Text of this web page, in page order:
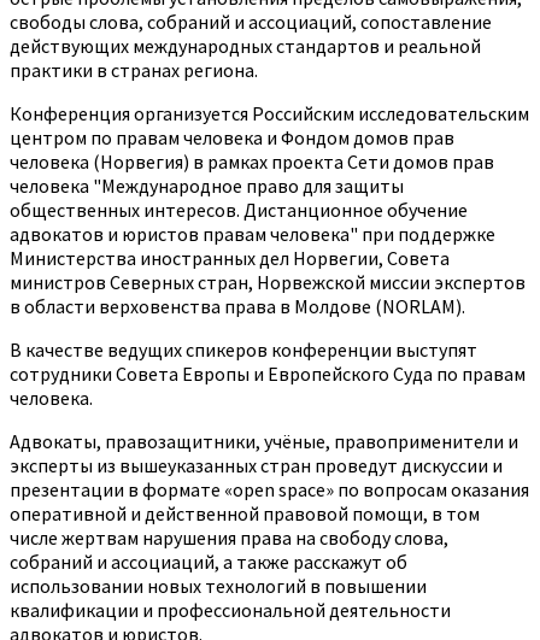
свободы слова, собраний и ассоциаций, сопоставление
действующих международных стандартов и реальной
практики в странах региона.
Конференция организуется Российским исследовательским
центром по правам человека и Фондом домов прав
человека (Норвегия) в рамках проекта Сети домов прав
человека "Международное право для защиты
общественных интересов. Дистанционное обучение
адвокатов и юристов правам человека" при поддержке
Министерства иностранных дел Норвегии, Совета
министров Северных стран, Норвежской миссии экспертов
в области верховенства права в Молдове (NORLAM).
В качестве ведущих спикеров конференции выступят
сотрудники Совета Европы и Европейского Суда по правам
человека.
Адвокаты, правозащитники, учёные, правоприменители и
эксперты из вышеуказанных стран проведут дискуссии и
презентации в формате «open space» по вопросам оказания
оперативной и действенной правовой помощи, в том
числе жертвам нарушения права на свободу слова,
собраний и ассоциаций, а также расскажут об
использовании новых технологий в повышении
квалификации и профессиональной деятельности
адвокатов и юристов.